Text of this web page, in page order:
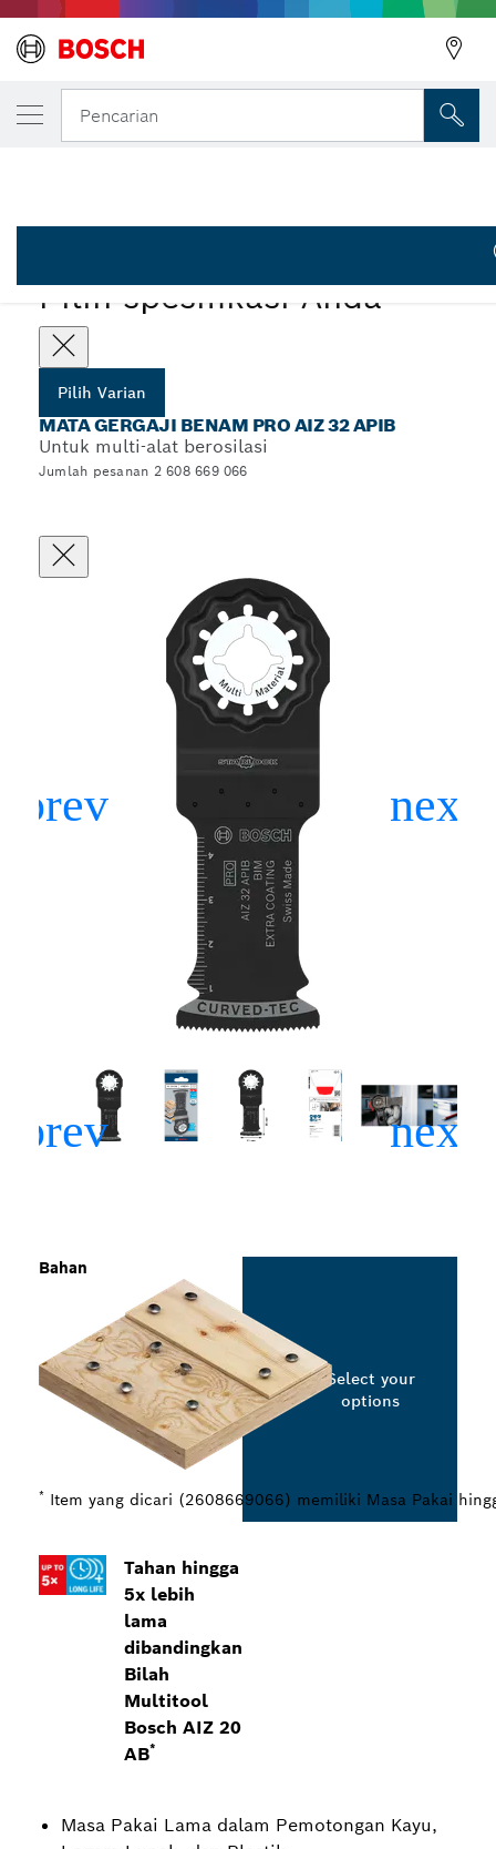
Pencarian
Pilih spesifikasi Anda
Pilih Varian
MATA GERGAJI BENAM PRO AIZ 32 APIB
Untuk multi-alat berosilasi
Jumlah pesanan 2 608 669 066
Tahan hingga
5x lebih
lama
dibandingkan
Bilah
Multitool
Bosch AIZ 20
AB*
Masa Pakai Lama dalam Pemotongan Kayu,
Bahan
* Item yang dicari (2608669066) memiliki Masa Pakai
Select your
options
VARIAN PILIHAN ANDA
Bilah Plunge Cut PRO AIZ 32 APIB, 32 x 50
2 608 669 066